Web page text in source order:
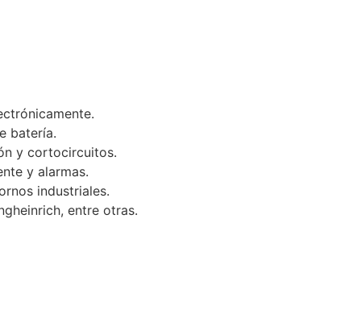
batería.
y cortocircuitos.
y alarmas.
industriales.
entre otras.